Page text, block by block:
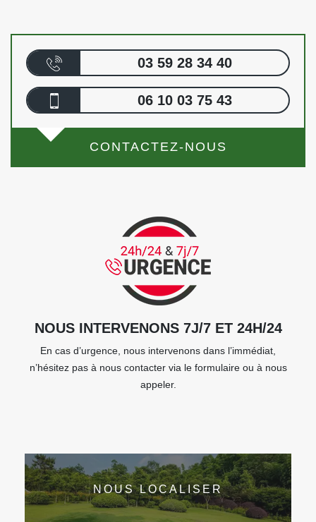
03 59 28 34 40
06 10 03 75 43
CONTACTEZ-NOUS
NOUS INTERVENONS 7J/7 ET 24H/24
En cas d’urgence, nous intervenons dans l’immédiat,
n’hésitez pas à nous contacter via le formulaire ou à nous
appeler.
NOUS LOCALISER